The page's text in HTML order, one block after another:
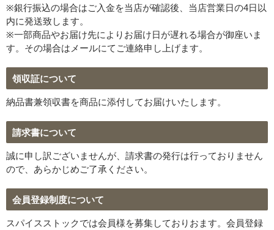
※銀行振込の場合はご入金を当店が確認後、当店営業日の4日以
内に発送致します。
※一部商品やお届け先によりお届け日が遅れる場合が御座いま
す。その場合はメールにてご連絡申し上げます。
領収証について
納品書兼領収書を商品に添付してお届けいたします。
請求書について
誠に申し訳ございませんが、請求書の発行は行っておりません
ので、あらかじめご了承ください。
会員登録制度について
スパイスストックでは会員様を募集しておりおます。会員登録